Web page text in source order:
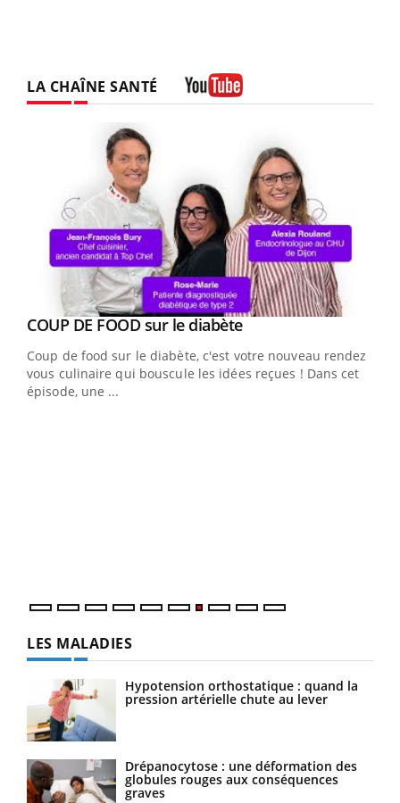
LA CHAÎNE SANTÉ
Youtube
COUP DE FOOD sur le diabèteYoutube
Coup de food sur le diabète, c'est votre nouveau rendez-
vous culinaire qui bouscule les idées reçues ! Dans cet
épisode, une ...
Youtube
Quand l’entreprise mise sur le bien être global
"Les rendez-vous de la santé et de la qualité de vie au
travail" de Pourquoi Docteur reçoivent Régis Blugeon,
DRH et directeur ...
LES MALADIES
Hypotension orthostatique : quand la
pression artérielle chute au lever
Drépanocytose : une déformation des
globules rouges aux conséquences
graves